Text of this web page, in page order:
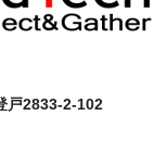
戸2833-2-102